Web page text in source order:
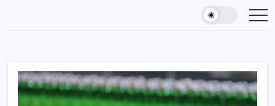
content